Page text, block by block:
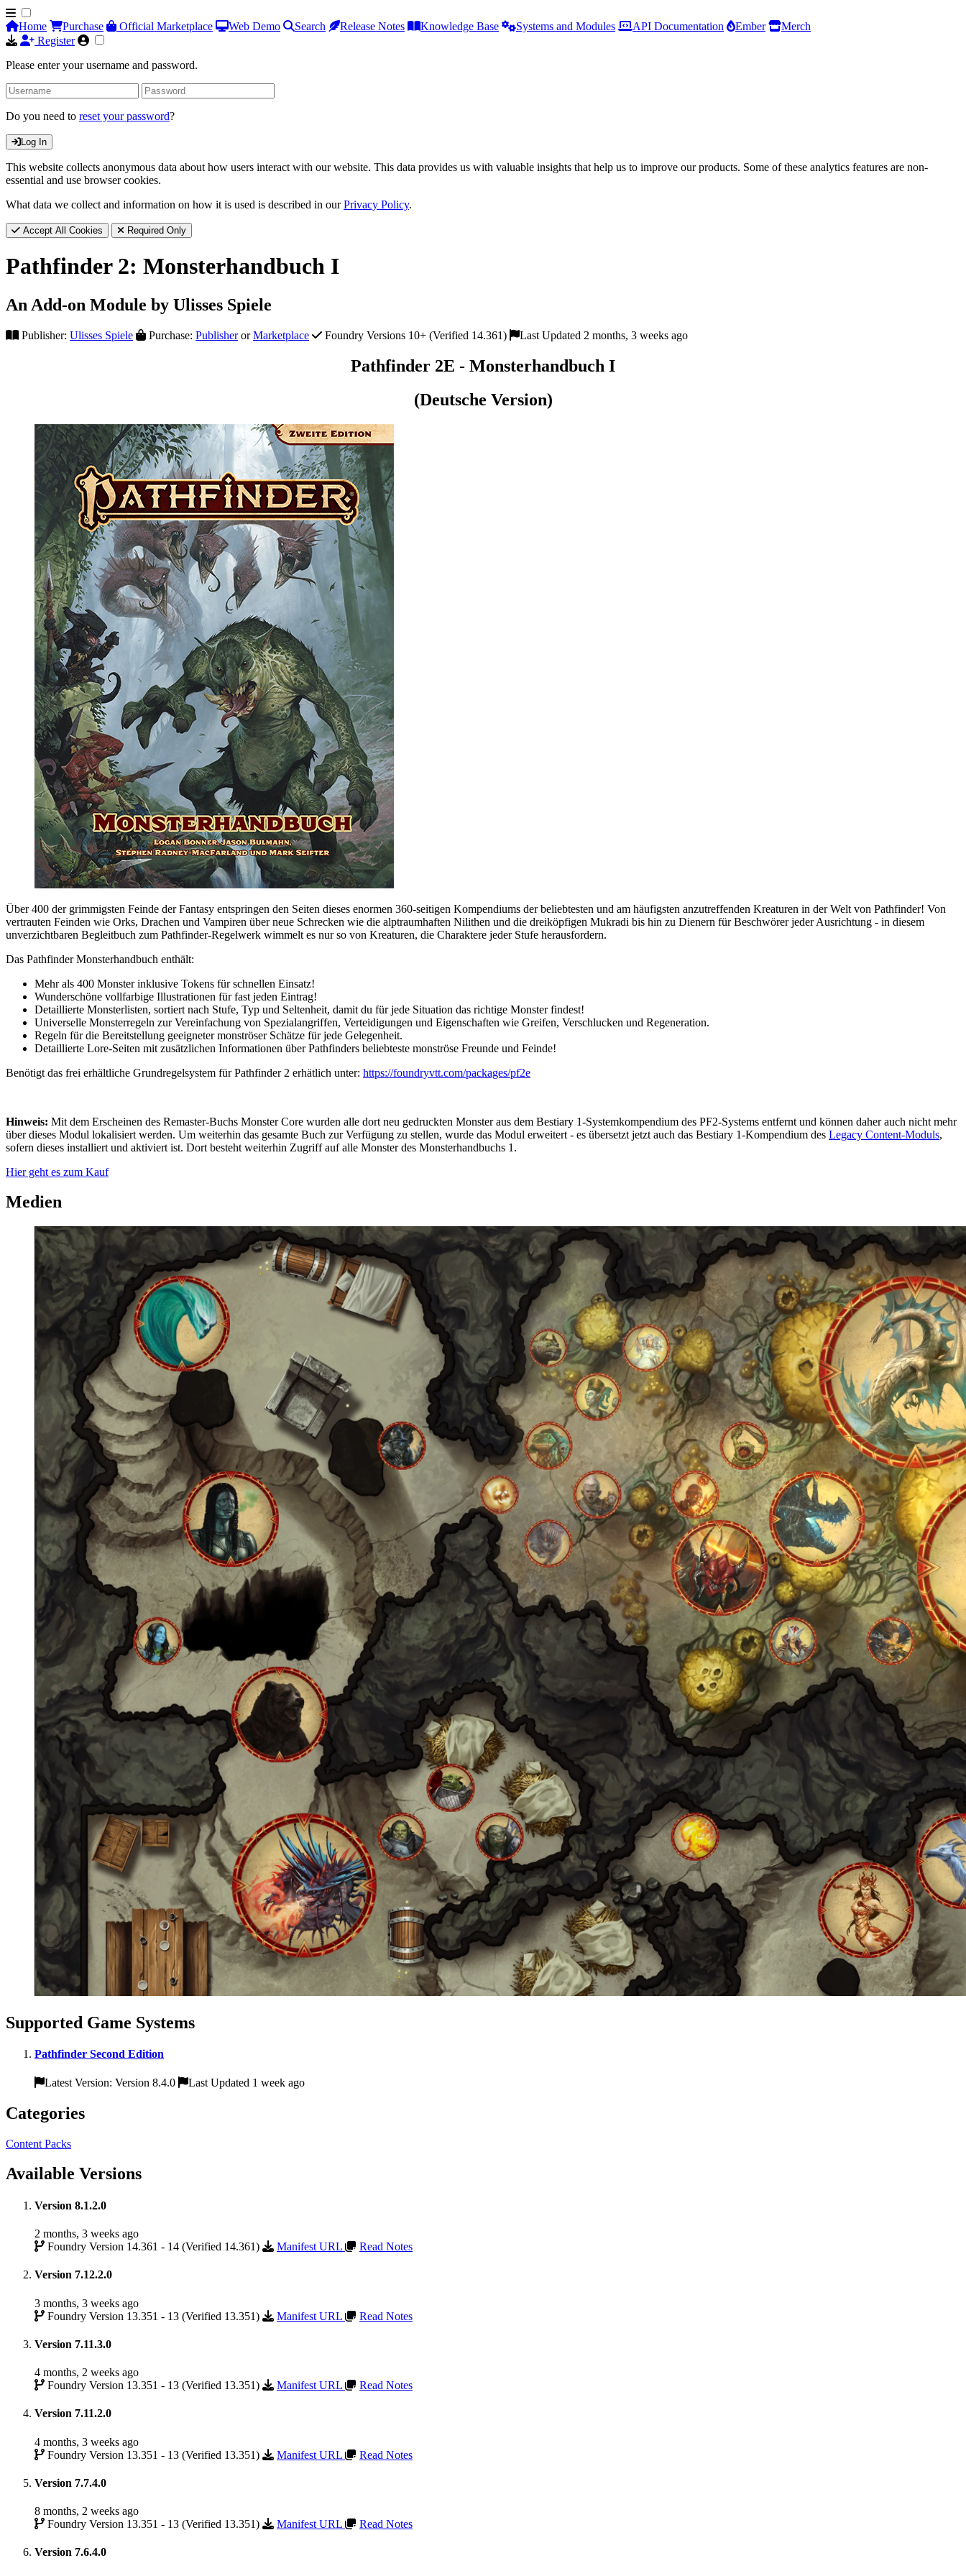
Home Purchase Official Marketplace Web Demo Search Release Notes Knowledge Base Systems and Modules API Documentation Ember
Merch
Register
Please enter your username and password.
Do you need to reset your password?
Log In
This website collects anonymous data about how users interact with our website. This data provides us with valuable insights that help us to improve our products. Some of these analytics features are non-
essential and use browser cookies.
What data we collect and information on how it is used is described in ourPrivacy Policy.
Accept All Cookies Required Only
Pathfinder 2: Monsterhandbuch I
An Add-on Module by Ulisses Spiele
Publisher: Ulisses Spiele Purchase: PublisherorMarketplace Foundry Versions 10+ (Verified 14.361) Last Updated 2 months, 3 weeks ago
Pathfinder 2E - Monsterhandbuch I
(Deutsche Version)
Über 400 der grimmigsten Feinde der Fantasy entspringen den Seiten dieses enormen 360-seitigen Kompendiums der beliebtesten und am häufigsten anzutreffenden Kreaturen in der Welt von Pathfinder! Von
vertrauten Feinden wie Orks, Drachen und Vampiren über neue Schrecken wie die alptraumhaften Nilithen und die dreiköpfigen Mukradi bis hin zu Dienern für Beschwörer jeder Ausrichtung - in diesem
unverzichtbaren Begleitbuch zum Pathfinder-Regelwerk wimmelt es nur so von Kreaturen, die Charaktere jeder Stufe herausfordern.
Das Pathfinder Monsterhandbuch enthält:
Mehr als 400 Monster inklusive Tokens für schnellen Einsatz!
Wunderschöne vollfarbige Illustrationen für fast jeden Eintrag!
Detaillierte Monsterlisten, sortiert nach Stufe, Typ und Seltenheit, damit du für jede Situation das richtige Monster findest!
Universelle Monsterregeln zur Vereinfachung von Spezialangriffen, Verteidigungen und Eigenschaften wie Greifen, Verschlucken und Regeneration.
Regeln für die Bereitstellung geeigneter monströser Schätze für jede Gelegenheit.
Detaillierte Lore-Seiten mit zusätzlichen Informationen über Pathfinders beliebteste monströse Freunde und Feinde!
Benötigt das frei erhältliche Grundregelsystem für Pathfinder 2 erhätlich unter: https://foundryvtt.com/packages/pf2e
Hinweis: Mit dem Erscheinen des Remaster-Buchs Monster Core wurden alle dort neu gedruckten Monster aus dem Bestiary 1-Systemkompendium des PF2-Systems entfernt und können daher auch nicht mehr
über dieses Modul lokalisiert werden. Um weiterhin das gesamte Buch zur Verfügung zu stellen, wurde das Modul erweitert - es übersetzt jetzt auch das Bestiary 1-Kompendium des Legacy Content-Moduls,
sofern dieses installiert und aktiviert ist. Dort besteht weiterhin Zugriff auf alle Monster des Monsterhandbuchs 1.
Hier geht es zum Kauf
Medien
Supported Game Systems
Pathfinder Second Edition
Latest Version: Version 8.4.0 Last Updated 1 week ago
Categories
Content Packs
Available Versions
Version 8.1.2.0
2 months, 3 weeks ago
Foundry Version 14.361 - 14 (Verified 14.361)
Manifest URL Read Notes
Version 7.12.2.0
3 months, 3 weeks ago
Foundry Version 13.351 - 13 (Verified 13.351)
Manifest URL Read Notes
Version 7.11.3.0
4 months, 2 weeks ago
Foundry Version 13.351 - 13 (Verified 13.351)
Manifest URL Read Notes
Version 7.11.2.0
4 months, 3 weeks ago
Foundry Version 13.351 - 13 (Verified 13.351)
Manifest URL Read Notes
Version 7.7.4.0
8 months, 2 weeks ago
Foundry Version 13.351 - 13 (Verified 13.351)
Manifest URL Read Notes
Version 7.6.4.0